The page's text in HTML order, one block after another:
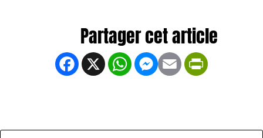
Facebook
X WhatsApp
Messenger
Email